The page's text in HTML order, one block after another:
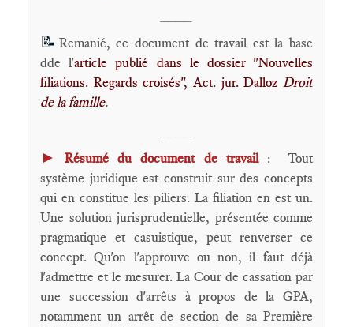
📝 Remanié, ce document de travail est la base
dde l'article publié dans le dossier "Nouvelles
filiations. Regards croisés", Act. jur. Dalloz Droit
de la famille.
► Résumé du document de travail
: Tout
système juridique est construit sur des concepts
qui en constitue les piliers. La filiation en est un.
Une solution jurisprudentielle, présentée comme
pragmatique et casuistique, peut renverser ce
concept. Qu'on l'approuve ou non, il faut déjà
l'admettre et le mesurer. La Cour de cassation par
une succession d'arrêts à propos de la GPA,
notamment un arrêt de section de sa Première